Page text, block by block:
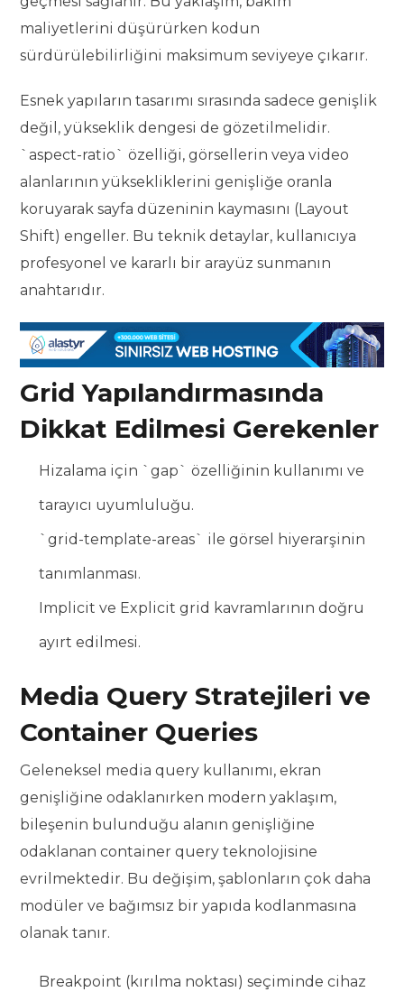
maliyetlerini düşürürken kodun
sürdürülebilirliğini maksimum seviyeye çıkarır.
Esnek yapıların tasarımı sırasında sadece genişlik
değil, yükseklik dengesi de gözetilmelidir.
`aspect-ratio` özelliği, görsellerin veya video
alanlarının yüksekliklerini genişliğe oranla
koruyarak sayfa düzeninin kaymasını (Layout
Shift) engeller. Bu teknik detaylar, kullanıcıya
profesyonel ve kararlı bir arayüz sunmanın
anahtarıdır.
Grid Yapılandırmasında
Dikkat Edilmesi Gerekenler
Hizalama için `gap` özelliğinin kullanımı ve
tarayıcı uyumluluğu.
`grid-template-areas` ile görsel hiyerarşinin
tanımlanması.
Implicit ve Explicit grid kavramlarının doğru
ayırt edilmesi.
Media Query Stratejileri ve
Container Queries
Geleneksel media query kullanımı, ekran
genişliğine odaklanırken modern yaklaşım,
bileşenin bulunduğu alanın genişliğine
odaklanan container query teknolojisine
evrilmektedir. Bu değişim, şablonların çok daha
modüler ve bağımsız bir yapıda kodlanmasına
olanak tanır.
Breakpoint (kırılma noktası) seçiminde cihaz